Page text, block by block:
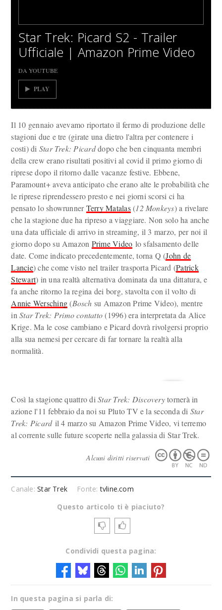
Star Trek: Picard S2 - Trailer
Ufficiale | Amazon Prime Video
DA YOUTUBE
PLAY
Il 10 gennaio avevamo riportato il fermo di produzione delle
stagioni due e tre (girate una dietro l'altra per contenere i
costi) di Star Trek: Picarddopo che ben cinquanta membri
della crew erano risultati positivi al covid il primo giorno di
riprese dopo il ritorno dalle vacanze festive. Ebbene,
Paramount+ aveva anticipato che erano alte le probabilità che
le riprese riprendessero presto e nei giorni scorsi ci ha
pensato lo showrunnerTerry Matalas(12 Monkeys) a rivelare
che la stagione due ha ripreso a viaggiare. Non solo ha anche
una data ufficiale di arrivo in streaming, il 3 marzo, per noi il
giorno dopo su Amazon Prime Video lo sfalsamento delle
date. Come indicato precedentemente, torna Q (John de
Lancie) che come visto nel trailer trasporta Picard (Patrick
Stewart) in una realtà alternativa dominata da una dittatura, e
fa anche ritorno la regina dei borg, stavolta con il volto di
Annie Wersching(Bosch su Amazon Prime Video), mentre
inStar Trek: Primo contatto(1996) era interpretata da Alice
Krige. Ma le cose cambiano e Picard dovrà rivolgersi proprio
alla sua nemesi per cercare di far tornare la realtà alla
normalità.
Così la stagione quattro diStar Trek: Discoverytornerà in
azione l'11 febbraio da noi su Pluto TV e la seconda di Star
Trek: Picardil 4 marzo su Amazon Prime Video, vi terremo
al corrente sulle future scoperte nella galassia di Star Trek.
Alcuni diritti riservati
Canale:Star Trek Fonte:tvline.com
Questo articolo ti è piaciuto?
Condividi questa pagina:
In questa pagina si parla di: